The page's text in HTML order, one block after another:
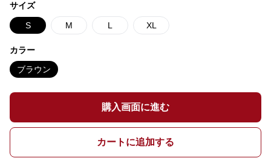
サイズ
S M L XL
カラー
ブラウン
購入画面に進む
カートに追加する